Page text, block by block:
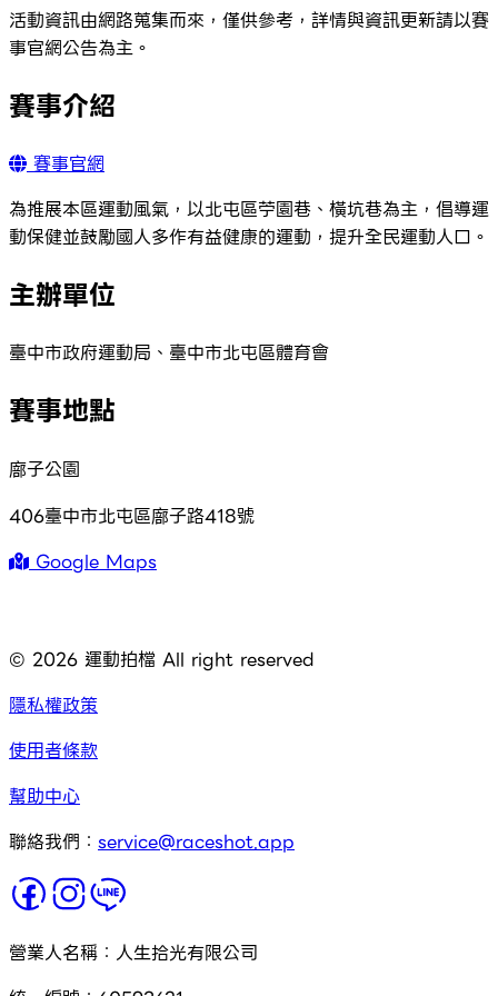
活動資訊由網路蒐集而來，僅供參考，詳情與資訊更新請以賽
事官網公告為主。
賽事介紹
賽事官網
為推展本區運動風氣，以北屯區苧園巷、橫坑巷為主，倡導運
動保健並鼓勵國人多作有益健康的運動，提升全民運動人口。
主辦單位
臺中市政府運動局、臺中市北屯區體育會
賽事地點
廍子公園
406臺中市北屯區廍子路418號
Google Maps
© 2026 運動拍檔 All right reserved
隱私權政策
使用者條款
幫助中心
聯絡我們： service@raceshot.app
營業人名稱：人生拾光有限公司